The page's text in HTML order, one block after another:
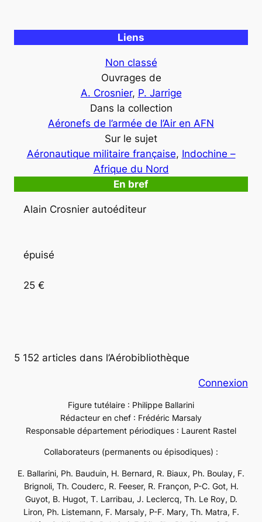
Liens
Non classé
Ouvrages de
A. Crosnier, P. Jarrige
Dans la collection
Aéronefs de l’armée de l’Air en AFN
Sur le sujet
Aéronautique militaire française, Indochine –
Afrique du Nord
En bref
Alain Crosnier autoéditeur
épuisé
25 €
5 152 articles dans l’Aérobibliothèque
Connexion
Figure tutélaire : Philippe Ballarini
Rédacteur en chef : Frédéric Marsaly
Responsable département périodiques : Laurent Rastel
Collaborateurs (permanents ou épisodiques) :
E. Ballarini, Ph. Bauduin, H. Bernard, R. Biaux, Ph. Boulay, F.
Brignoli, Th. Couderc, R. Feeser, R. Françon, P-C. Got, H.
Guyot, B. Hugot, T. Larribau, J. Leclercq, Th. Le Roy, D.
Liron, Ph. Listemann, F. Marsaly, P-F. Mary, Th. Matra, F.